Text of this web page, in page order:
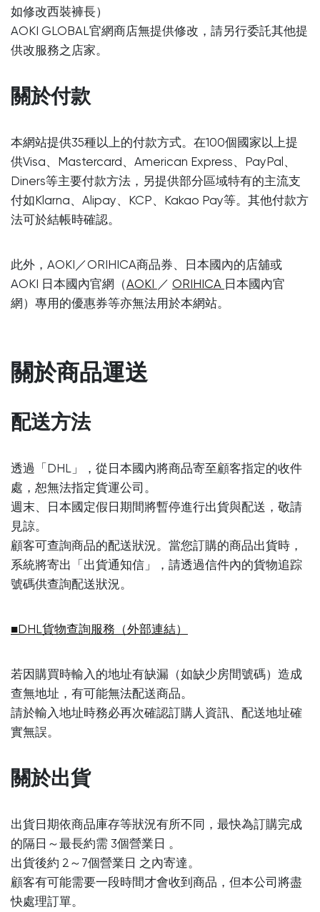
如修改西裝褲長）
AOKI GLOBAL官網商店無提供修改，請另行委託其他提
供改服務之店家。
關於付款
本網站提供35種以上的付款方式。在100個國家以上提
供Visa、Mastercard、American Express、PayPal、
Diners等主要付款方法，另提供部分區域特有的主流支
付如Klarna、Alipay、KCP、Kakao Pay等。其他付款方
法可於結帳時確認。
此外，AOKI／ORIHICA商品券、日本國內的店舖或
AOKI 日本國內官網（AOKI ／ORIHICA 日本國內官
網）專用的優惠券等亦無法用於本網站。
關於商品運送
配送方法
透過「DHL」，從日本國內將商品寄至顧客指定的收件
處，恕無法指定貨運公司。
週末、日本國定假日期間將暫停進行出貨與配送，敬請
見諒。
顧客可查詢商品的配送狀況。當您訂購的商品出貨時，
系統將寄出「出貨通知信」，請透過信件內的貨物追踪
號碼供查詢配送狀況。
■DHL貨物查詢服務（外部連結）
若因購買時輸入的地址有缺漏（如缺少房間號碼）造成
查無地址，有可能無法配送商品。
請於輸入地址時務必再次確認訂購人資訊、配送地址確
實無誤。
關於出貨
出貨日期依商品庫存等狀況有所不同，最快為訂購完成
的隔日～最長約需 3個營業日 。
出貨後約 2～7個營業日 之內寄達。
顧客有可能需要一段時間才會收到商品，但本公司將盡
快處理訂單。